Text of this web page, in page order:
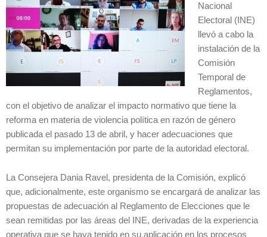
Nacional
Electoral (INE)
llevó a cabo la
instalación de la
Comisión
Temporal de
Reglamentos,
con el objetivo de analizar el impacto normativo que tiene la
reforma en materia de violencia política en razón de género
publicada el pasado 13 de abril, y hacer adecuaciones que
permitan su implementación por parte de la autoridad electoral.
La Consejera Dania Ravel, presidenta de la Comisión, explicó
que, adicionalmente, este organismo se encargará de analizar las
propuestas de adecuación al Reglamento de Elecciones que le
sean remitidas por las áreas del INE, derivadas de la experiencia
operativa que se haya tenido en su aplicación en los procesos